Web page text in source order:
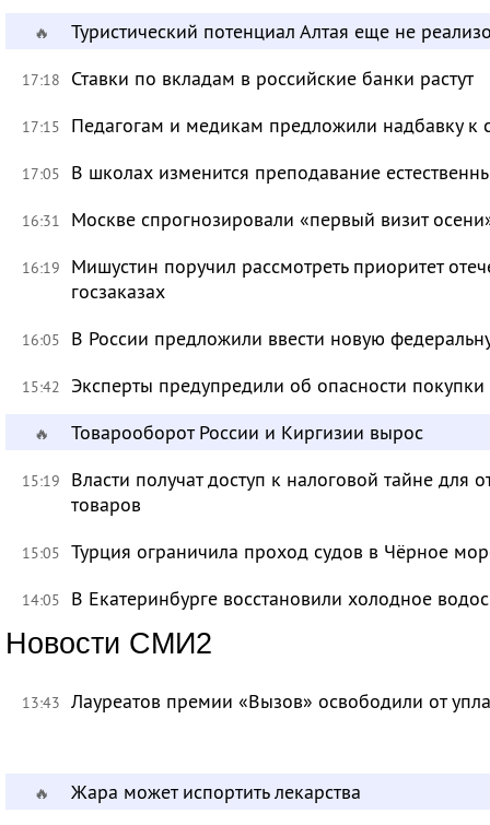
🔥 Туристический потенциал Алтая еще не
17:18 Ставки по вкладам в российские банки растут
17:15 Педагогам и медикам предложили надбавку к
17:05 В школах изменится преподавание
16:31 Москве спрогнозировали «первый визит
16:19
Мишустин поручил рассмотреть приоритет
госзаказах
16:05 В России предложили ввести новую
15:42 Эксперты предупредили об опасности
🔥 Товарооборот России и Киргизии вырос
15:19
Власти получат доступ к налоговой тайне для
товаров
15:05 Турция ограничила проход судов в Чёрное
14:05 В Екатеринбурге восстановили холодное
Новости СМИ2
13:43 Лауреатов премии «Вызов» освободили от
🔥 Жара может испортить лекарства